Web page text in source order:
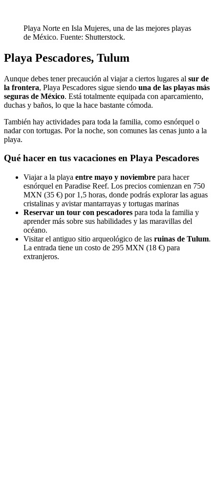
Playa Norte en Isla Mujeres, una de las mejores playas
de México. Fuente: Shutterstock.
Playa Pescadores, Tulum
Aunque debes tener precaución al viajar a ciertos lugares al sur de
la frontera, Playa Pescadores sigue siendo una de las playas más
seguras de México. Está totalmente equipada con aparcamiento,
duchas y baños, lo que la hace bastante cómoda.
También hay actividades para toda la familia, como esnórquel o
nadar con tortugas. Por la noche, son comunes las cenas junto a la
playa.
Qué hacer en tus vacaciones en Playa Pescadores
Viajar a la playa entre mayo y noviembre para hacer
esnórquel en Paradise Reef. Los precios comienzan en 750
MXN (35 €) por 1,5 horas, donde podrás explorar las aguas
cristalinas y avistar mantarrayas y tortugas marinas
Reservar un tour con pescadores para toda la familia y
aprender más sobre sus habilidades y las maravillas del
océano.
Visitar el antiguo sitio arqueológico de las ruinas de Tulum.
La entrada tiene un costo de 295 MXN (18 €) para
extranjeros.